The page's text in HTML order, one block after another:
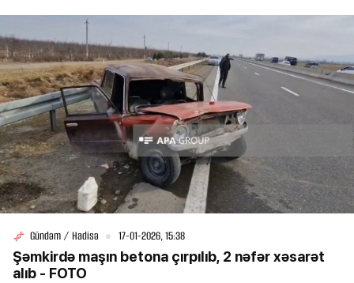
Gündəm / Hadisə 17-01-2026, 15:38
Şəmkirdə maşın betona çırpılıb, 2 nəfər xəsarət
alıb - FOTO